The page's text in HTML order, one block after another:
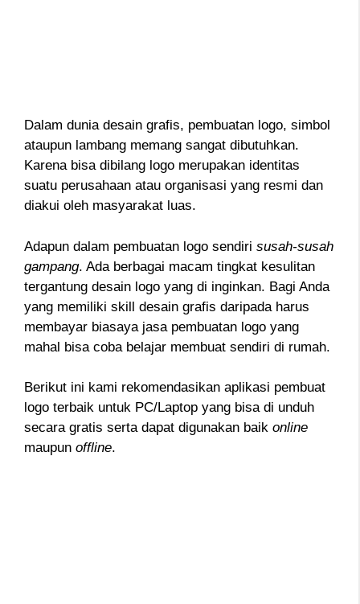
Dalam dunia desain grafis, pembuatan logo, simbol
ataupun lambang memang sangat dibutuhkan.
Karena bisa dibilang logo merupakan identitas
suatu perusahaan atau organisasi yang resmi dan
diakui oleh masyarakat luas.
Adapun dalam pembuatan logo sendiri susah-susah
gampang. Ada berbagai macam tingkat kesulitan
tergantung desain logo yang di inginkan. Bagi Anda
yang memiliki skill desain grafis daripada harus
membayar biasaya jasa pembuatan logo yang
mahal bisa coba belajar membuat sendiri di rumah.
Berikut ini kami rekomendasikan aplikasi pembuat
logo terbaik untuk PC/Laptop yang bisa di unduh
secara gratis serta dapat digunakan baik online
maupun offline.